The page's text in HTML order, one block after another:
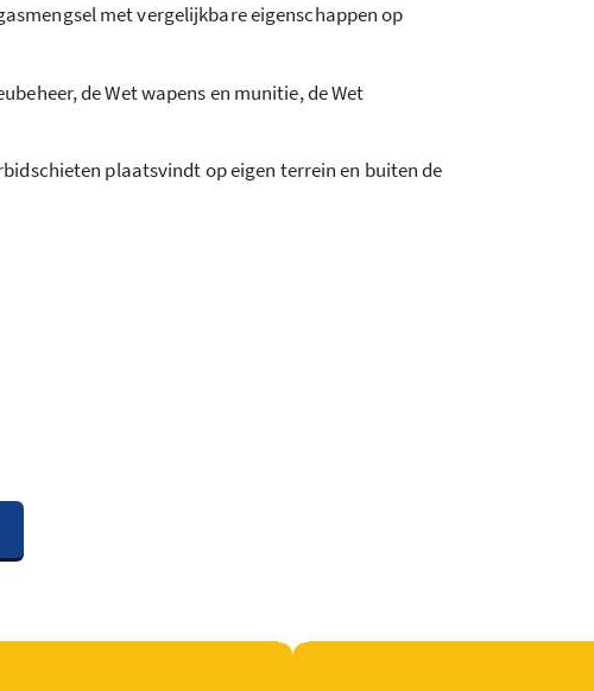
met vergelijkbare eigenschappen op
de Wet wapens en munitie, de Wet
plaatsvindt op eigen terrein en buiten de